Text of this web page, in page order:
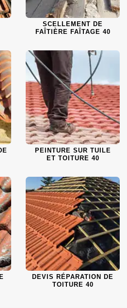
SCELLEMENT DE
FAÎTIÈRE FAÎTAGE 40
PEINTURE SUR TUILE
ET TOITURE 40
DEVIS RÉPARATION DE
TOITURE 40